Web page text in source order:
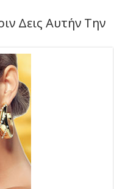
Δεις Αυτήν Την